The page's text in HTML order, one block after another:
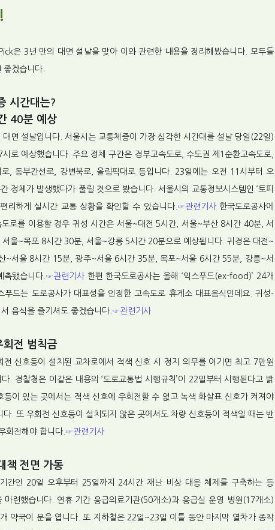
은 3년 만의 대면 설날을 맞아 이와 관련한 내용을 정리해봤습니다. 모두들
좋겠습니다.
시간대는?
40분 예상
대면 설날입니다. 서울시는 교통체증이 가장 심각한 시간대를 설날 당일(22일)
로 예상했습니다. 주요 정체 구간은 경부고속도로, 수도권 제1순환고속도로,
로, 동부간선로, 강변북로, 올림픽대로 등입니다. 23일에는 오전 11시부터 오
정체가 발생했다가 풀릴 것으로 봤습니다. 서울시의 교통정보시스템인 ‘토피
리하게 실시간 교통 상황을 확인할 수 있습니다. ☞관련기사한국도로공사에
도로를 이용할 경우 귀성 시간은 서울~대전 5시간, 서울~부산 8시간 40분, 서
울~목포 8시간 30분, 서울~강릉 5시간 20분으로 예상됩니다. 귀경은 대전~
~서울 8시간 15분, 광주~서울 6시간 35분, 목포~서울 6시간 55분, 강릉~서
됐습니다. ☞관련기사 한편 한국도로공사는 올해 ‘익스푸드(ex-food)’ 24개
푸드는 도로공사가 대표성을 인정한 고속도로 휴게소 대표음식인데요. 귀성-
음식을 즐기셔도 좋겠습니다. ☞관련기사
회전 범칙금
전 신호등이 설치된 교차로에서 적색 신호 시 정지 의무를 어기면 최고 7만원
. 경찰청은 이같은 내용의 ‘도로교통법 시행규칙’이 22일부터 시행된다고 밝
등이 있는 곳에서는 적색 신호에 우회전할 수 없고 녹색 화살표 신호가 켜져야
다. 또 우회전 신호등이 설치되지 않은 곳에서도 차량 신호등이 적색일 때는 반
회전해야 합니다. ☞관련기사
책 전면 가동
간인 20일 오후부터 25일까지 24시간 재난 비상 대응 체제를 구축하는 등
마련했습니다. 연휴 기간 응급의료기관(50개소)과 응급실 운영 병원(17개소)
약국이 문을 엽니다. 또 지하철은 22일~23일 이틀 동안 마지막 열차가 종착